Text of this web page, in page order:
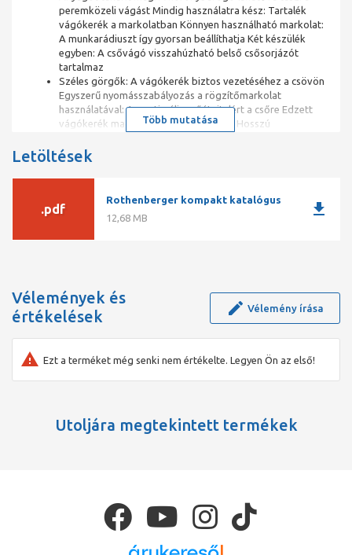
peremközeli vágást Mindig használatra kész: Tartalék
vágókerék a markolatban Könnyen használható markolat:
A munkarádiuszt így gyorsan beállíthatja Két készülék
egyben: A csővágó visszahúzható belső csősorjázót
tartalmaz
Széles görgők: A vágókerék biztos vezetéséhez a csövön
Egyszerű nyomásszabályozás a rögzítőmarkolat
használatával: Az optimális erőátvitelért a csőre Edzett
vágókerék magasan ötvözött acélból: Hosszú
menetvágást tesz lehetővé
Több mutatása
Letöltések
.pdf
Rothenberger kompakt katalógus
12,68 MB
download
Vélemények és
értékelések
Vélemény írása
Ezt a terméket még senki nem értékelte. Legyen Ön az első!
Utoljára megtekintett termékek